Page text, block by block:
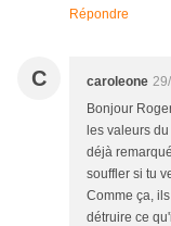
Répondre
C caroleone
Bonjour
les valeurs
déjà
souffler si tu
Comme ça,
détruire ce